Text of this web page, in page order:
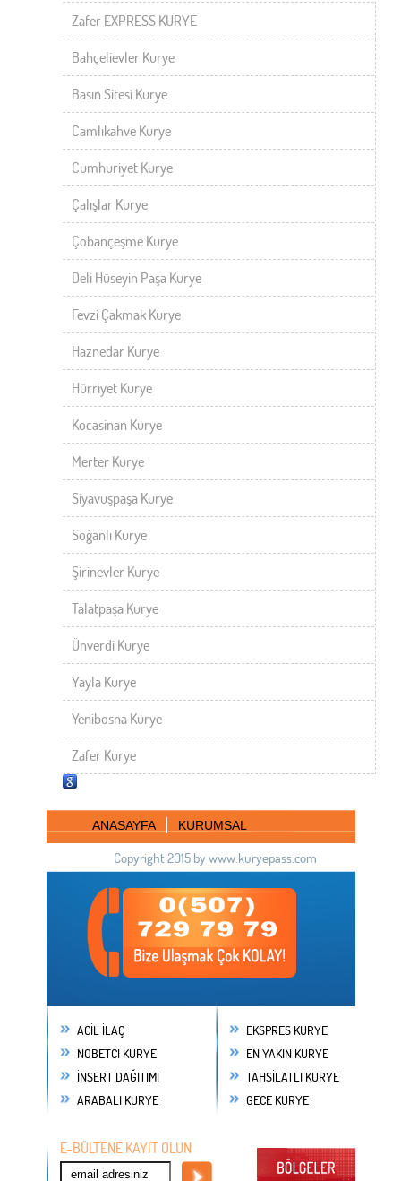
Zafer EXPRESS KURYE
Bahçelievler Kurye
Basın Sitesi Kurye
Camlıkahve Kurye
Cumhuriyet Kurye
Çalışlar Kurye
Çobançeşme Kurye
Deli Hüseyin Paşa Kurye
Fevzi Çakmak Kurye
Haznedar Kurye
Hürriyet Kurye
Kocasinan Kurye
Merter Kurye
Siyavuşpaşa Kurye
Soğanlı Kurye
Şirinevler Kurye
Talatpaşa Kurye
Ünverdi Kurye
Yayla Kurye
Yenibosna Kurye
Zafer Kurye
ANASAYFA KURUMSAL
Copyright 2015 by www.kuryepass.com
ACİL İLAÇ
NÖBETCİ KURYE
İNSERT DAĞITIMI
ARABALI KURYE
EKSPRES KURYE
EN YAKIN KURYE
TAHSİLATLI KURYE
GECE KURYE
E-BÜLTENE KAYIT OLUN